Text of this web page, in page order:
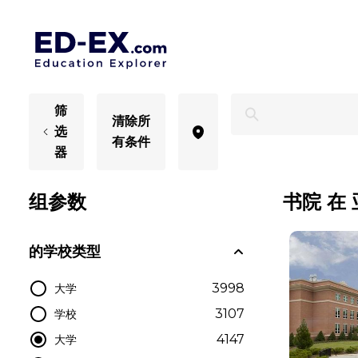
筛
选
器
清除所
有条件
组参数
的学校类型
大学 3998
学校 3107
大学
4147
书院 在